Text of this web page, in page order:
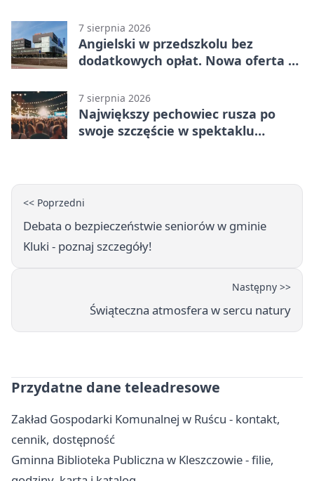
7 sierpnia 2026
Angielski w przedszkolu bez
dodatkowych opłat. Nowa oferta w
7 sierpnia 2026
Największy pechowiec rusza po
swoje szczęście w spektaklu
<< Poprzedni
Debata o bezpieczeństwie seniorów w gminie
Kluki - poznaj szczegóły!
Następny >>
Świąteczna atmosfera w sercu natury
Przydatne dane teleadresowe
Zakład Gospodarki Komunalnej w Ruścu - kontakt,
cennik, dostępność
Gminna Biblioteka Publiczna w Kleszczowie - filie,